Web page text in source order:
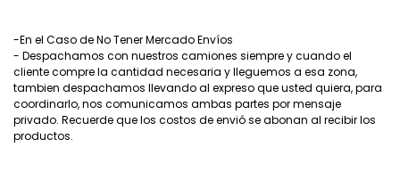
-En el Caso de No Tener Mercado Envíos
- Despachamos con nuestros camiones siempre y cuando el
cliente compre la cantidad necesaria y lleguemos a esa zona,
tambien despachamos llevando al expreso que usted quiera, para
coordinarlo, nos comunicamos ambas partes por mensaje
privado. Recuerde que los costos de envió se abonan al recibir los
productos.